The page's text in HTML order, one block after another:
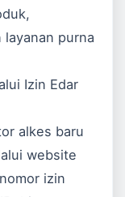
purna
Izin Edar
alkes baru
website
izin